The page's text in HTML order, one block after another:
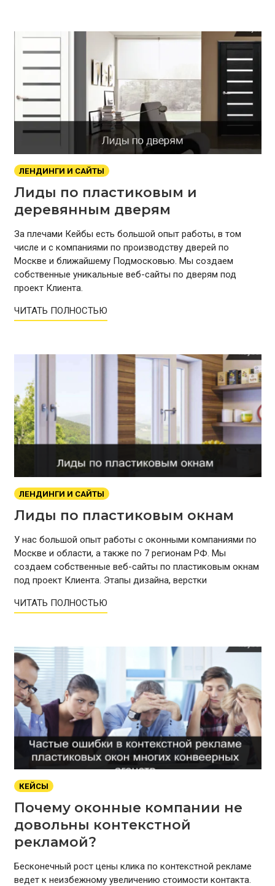
ЛЕНДИНГИ И САЙТЫ
Лиды по пластиковым и
деревянным дверям
За плечами Кейбы есть большой опыт работы, в том
числе и с компаниями по производству дверей по
Москве и ближайшему Подмосковью. Мы создаем
собственные уникальные веб-сайты по дверям под
проект Клиента.
ЧИТАТЬ ПОЛНОСТЬЮ
ЛЕНДИНГИ И САЙТЫ
Лиды по пластиковым окнам
У нас большой опыт работы с оконными компаниями по
Москве и области, а также по 7 регионам РФ. Мы
создаем собственные веб-сайты по пластиковым окнам
под проект Клиента. Этапы дизайна, верстки
ЧИТАТЬ ПОЛНОСТЬЮ
КЕЙСЫ
Почему оконные компании не
довольны контекстной
рекламой?
Бесконечный рост цены клика по контекстной рекламе
ведет к неизбежному увеличению стоимости контакта.